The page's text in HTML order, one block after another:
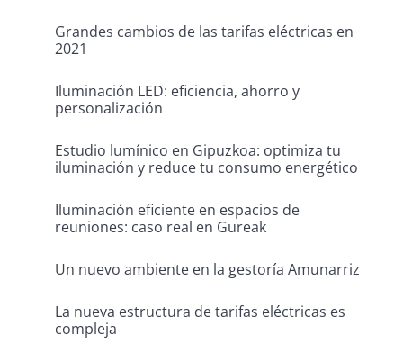
Grandes cambios de las tarifas eléctricas en
2021
Iluminación LED: eficiencia, ahorro y
personalización
Estudio lumínico en Gipuzkoa: optimiza tu
iluminación y reduce tu consumo energético
Iluminación eficiente en espacios de
reuniones: caso real en Gureak
Un nuevo ambiente en la gestoría Amunarriz
La nueva estructura de tarifas eléctricas es
compleja